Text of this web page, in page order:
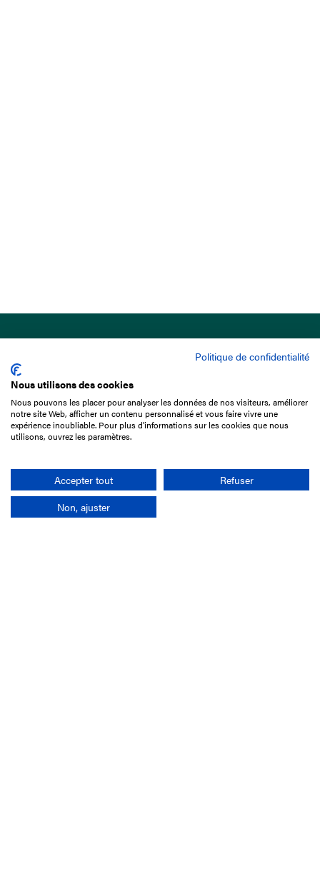
15 Boulevard de Douaumont
75017 Paris
01 49 10 20 29
Rechercher
Politique de confidentialité
Nous utilisons des cookies
Nous pouvons les placer pour analyser les données de nos visiteurs, améliorer
notre site Web, afficher un contenu personnalisé et vous faire vivre une
expérience inoubliable. Pour plus d'informations sur les cookies que nous
utilisons, ouvrez les paramètres.
Accepter tout
Refuser
Non, ajuster